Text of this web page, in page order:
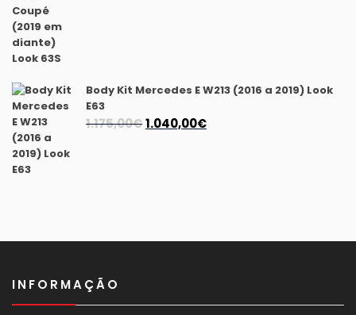
Body Kit Mercedes E W213 (2016 a 2019) Look
E63
1.175,00€O
1.040,00€O
INFORMAÇÃO